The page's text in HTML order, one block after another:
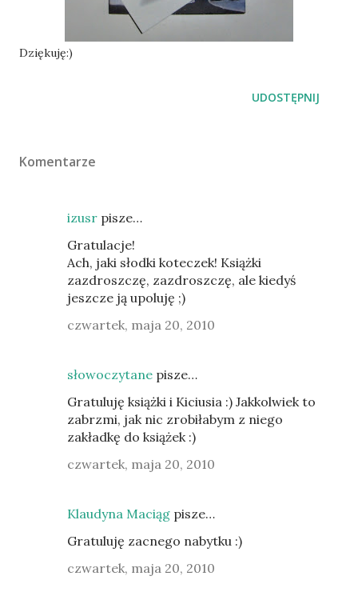
Dziękuję:)
UDOSTĘPNIJ
Komentarze
izusr pisze…
Gratulacje!
Ach, jaki słodki koteczek! Książki
zazdroszczę, zazdroszczę, ale kiedyś
jeszcze ją upoluję ;)
czwartek, maja 20, 2010
słowoczytane pisze…
Gratuluję książki i Kiciusia :) Jakkolwiek to
zabrzmi, jak nic zrobiłabym z niego
zakładkę do książek :)
czwartek, maja 20, 2010
Klaudyna Maciąg pisze…
Gratuluję zacnego nabytku :)
czwartek, maja 20, 2010